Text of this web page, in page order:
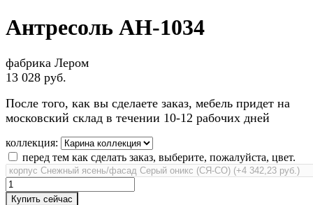
Антресоль АН-1034
фабрика Лером
13 028 руб.
После того, как вы сделаете заказ, мебель придет на
московский склад в течении 10-12 рабочих дней
коллекция:
перед тем как сделать заказ, выберите, пожалуйста, цвет.
Купить сейчас